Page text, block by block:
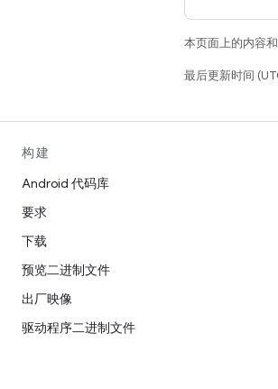
本页面上的内容
最后更新时间
构建
Android 代码库
要求
下载
预览二进制文件
出厂映像
驱动程序二进制文件